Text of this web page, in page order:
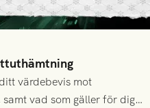
värdebevis mot
vad som gäller för dig